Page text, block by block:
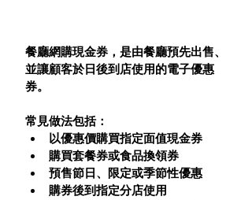
餐廳網購現金券，是由餐廳預先出售、
並讓顧客於日後到店使用的電子優惠
券。
常見做法包括：
以優惠價購買指定面值現金券
購買套餐券或食品換領券
預售節日、限定或季節性優惠
購券後到指定分店使用